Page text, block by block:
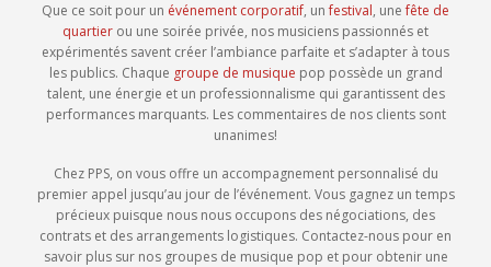
Que ce soit pour un événement corporatif, unfestival, unefête de
quartier ou une soirée privée, nos musiciens passionnés et
expérimentés savent créer l’ambiance parfaite et s’adapter à tous
les publics. Chaque groupe de musique pop possède un grand
talent, une énergie et un professionnalisme qui garantissent des
performances marquants. Les commentaires de nos clients sont
unanimes!
Chez PPS, on vous offre un accompagnement personnalisé du
premier appel jusqu’au jour de l’événement. Vous gagnez un temps
précieux puisque nous nous occupons des négociations, des
contrats et des arrangements logistiques. Contactez-nous pour en
savoir plus sur nos groupes de musique pop et pour obtenir une